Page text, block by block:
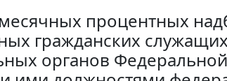
процентных
гражданских
органов